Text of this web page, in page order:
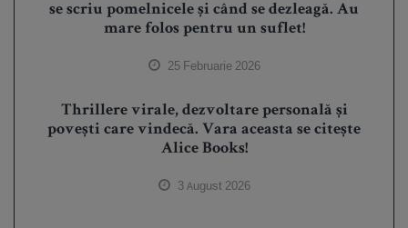
se scriu pomelnicele și când se dezleagă. Au
mare folos pentru un suflet!
25 Februarie 2026
Thrillere virale, dezvoltare personală și
povești care vindecă. Vara aceasta se citește
Alice Books!
3 August 2026